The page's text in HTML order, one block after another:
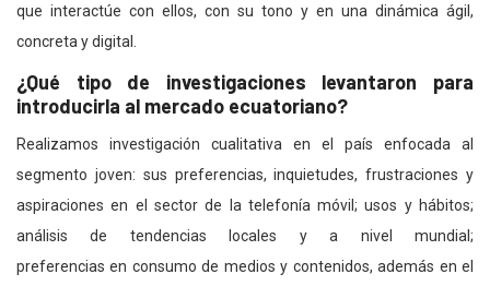
que interactúe con ellos, con su tono y en una dinámica ágil,
concreta y digital.
¿Qué tipo de investigaciones levantaron para
introducirla al mercado ecuatoriano?
Realizamos investigación cualitativa en el país enfocada al
segmento joven: sus preferencias, inquietudes, frustraciones y
aspiraciones en el sector de la telefonía móvil; usos y hábitos;
análisis de tendencias locales y a nivel mundial;
preferencias en consumo de medios y contenidos, además en el